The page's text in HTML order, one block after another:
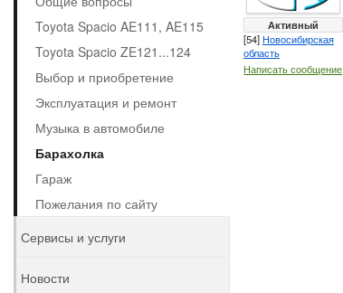
Активный
[54]Новосибирская
область
Написать сообщение
Toyota Spacio AE111, AE115
Toyota Spacio ZE121...124
Выбор и приобретение
Эксплуатация и ремонт
Музыка в автомобиле
Барахолка
Гараж
Пожелания по сайту
Сервисы и услуги
Новости